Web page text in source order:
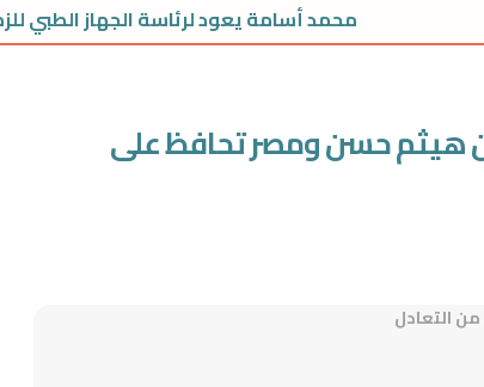
محمد أسامة يعود لرئاسة الجهاز الطبي
من هيثم حسن ومصر تحافظ على